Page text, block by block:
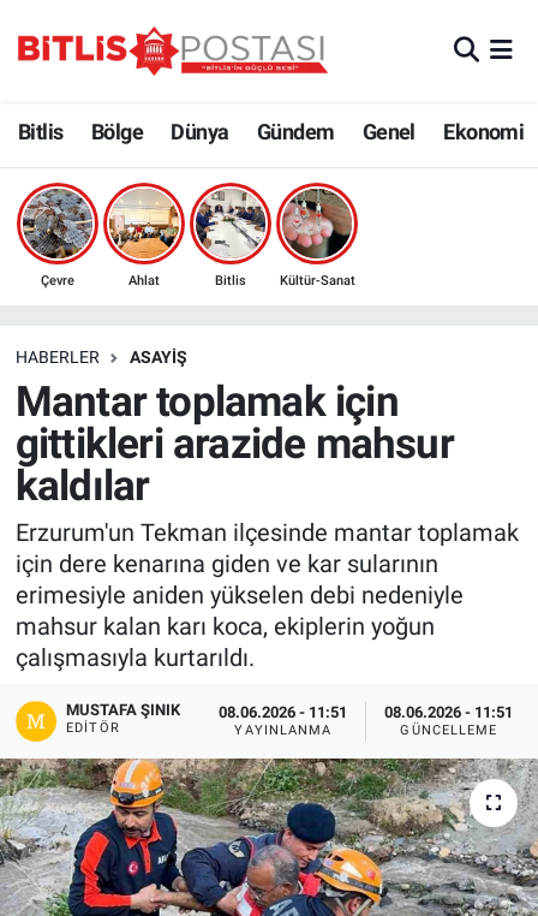
Bitlis Bölge Dünya Gündem Genel Ekonomi
Çevre Ahlat Bitlis Kültür-Sanat
HABERLER ASAYIŞ
Mantar toplamak için
gittikleri arazide mahsur
kaldılar
Erzurum'un Tekman ilçesinde mantar toplamak
için dere kenarına giden ve kar sularının
erimesiyle aniden yükselen debi nedeniyle
mahsur kalan karı koca, ekiplerin yoğun
çalışmasıyla kurtarıldı.
MUSTAFA ŞINIK
EDITÖR
08.06.2026 - 11:51
YAYINLANMA
08.06.2026 - 11:51
GÜNCELLEME
Bölge
Çevre
Eğitim
Ekonomi
Genel
Gündem
Kültür-Sanat
Magazin
Politika
Resmi İlanlar
Sağlık
Bitlis Trafik Yoğunluk Haritası
Süper Lig Puan Durumu ve Fikstür
Son Dakika Haberleri
Haber Arşivi